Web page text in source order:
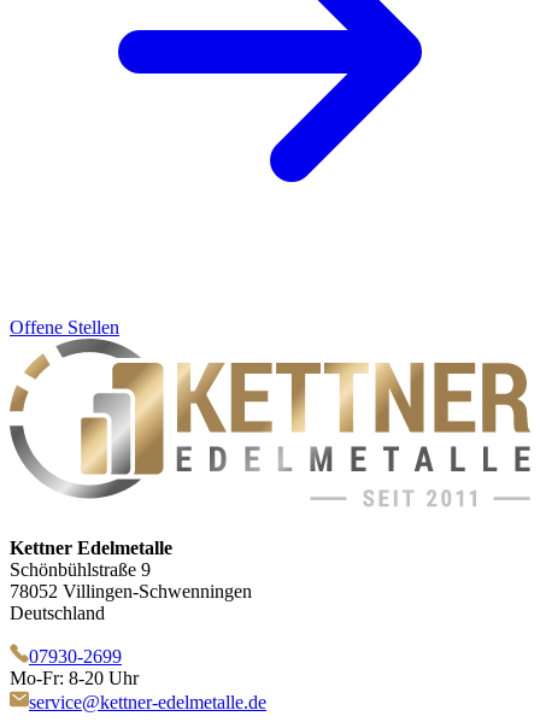
Offene Stellen
Kettner Edelmetalle
Schönbühlstraße 9
78052 Villingen-Schwenningen
Deutschland
07930-2699
Mo-Fr: 8-20 Uhr
service@kettner-edelmetalle.de